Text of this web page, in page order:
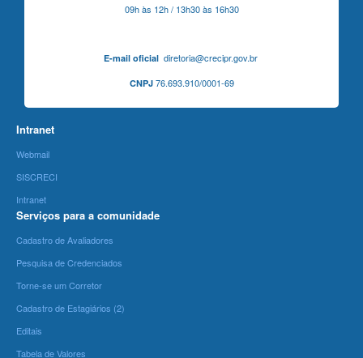
09h às 12h / 13h30 às 16h30
E-mail oficialdiretoria@crecipr.gov.br
CNPJ76.693.910/0001-69
Intranet
Webmail
SISCRECI
Intranet
Serviços para a comunidade
Cadastro de Avaliadores
Pesquisa de Credenciados
Torne-se um Corretor
Cadastro de Estagiários (2)
Editais
Tabela de Valores